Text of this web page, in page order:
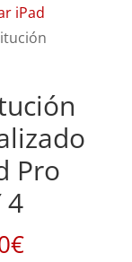
iPad
Pro
4
€